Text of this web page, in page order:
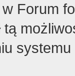
Forum
tą